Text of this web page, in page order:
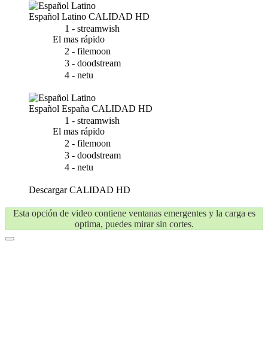
Español Latino CALIDAD HD
1 - streamwish
El mas rápido
2 - filemoon
3 - doodstream
4 - netu
Español España CALIDAD HD
1 - streamwish
El mas rápido
2 - filemoon
3 - doodstream
4 - netu
DescargarCALIDAD HD
Esta opción de video contiene ventanas emergentes y la carga es
optima, puedes mirar sin cortes.